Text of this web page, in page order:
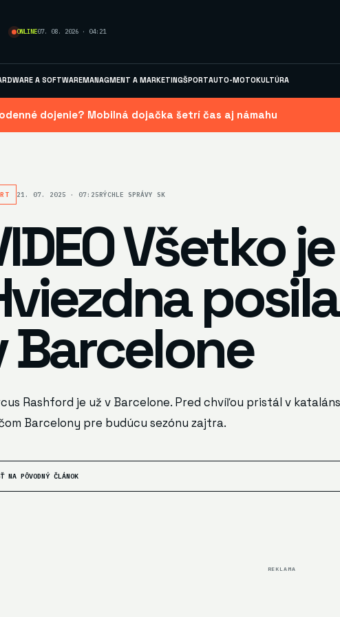
ONLINE07. 08. 2026 · 04:21
A SOFTWAREMANAGMENT A MARKETINGŠPORTAUTO-MOTOKULTÚRA
dojenie? Mobilná dojačka šetrí čas aj námahu
21. 07. 2025 · 07:25RÝCHLE SPRÁVY SK
Všetko
Barcelone
Rashford je už v Barcelone. Pred chvíľou pristál v
Barcelony pre budúcu sezónu zajtra.
NA PÔVODNÝ ČLÁNOK
REKLAMA